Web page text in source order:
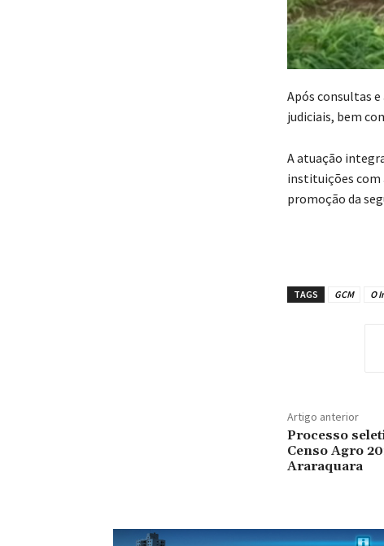
‎Após consultas
judiciais, bem
‎A atuação
instituições com
promoção da
TAGS GCM O
Artigo anterior
Processo
Censo Agro
Araraquara